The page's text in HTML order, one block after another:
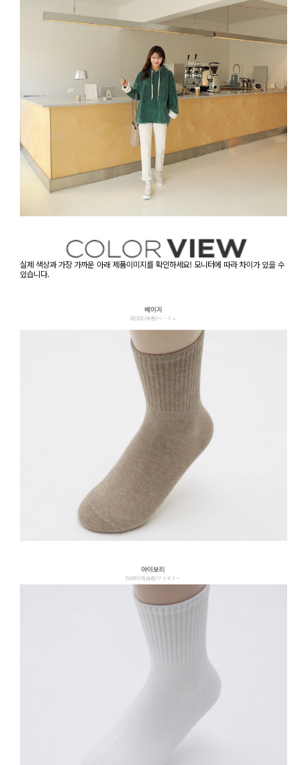
실제 색상과 가장 가까운 아래 제품이미지를 확인하세요! 모니터에 따라 차이가 있을 수
있습니다.